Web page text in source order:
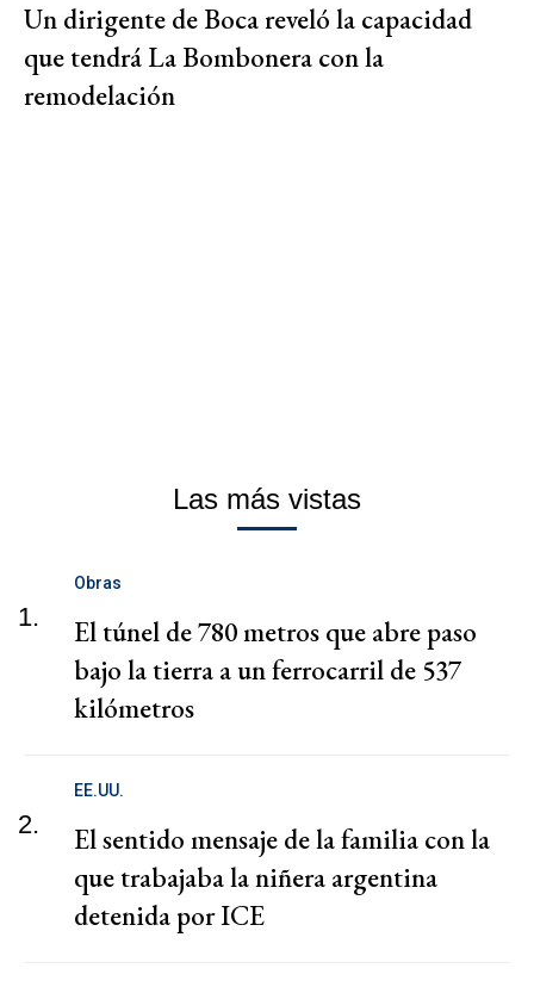
Un dirigente de Boca reveló la capacidad
que tendrá La Bombonera con la
remodelación
Las más vistas
1.
Obras
El túnel de 780 metros que abre paso
bajo la tierra a un ferrocarril de 537
kilómetros
2.
EE.UU.
El sentido mensaje de la familia con la
que trabajaba la niñera argentina
detenida por ICE